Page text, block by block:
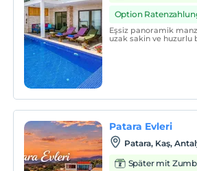
Option
Eşsiz panoramik
uzak sakin ve huzurlu
Patara Evleri
Patara, Kaş,
Später mit